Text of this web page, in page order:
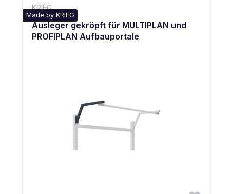
KRIEG
Made by KRIEG
Ausleger gekröpft für MULTIPLAN und
PROFIPLAN Aufbauportale